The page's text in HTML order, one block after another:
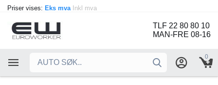
Priser vises: Eks mva Inkl mva
TLF 22 80 80 10
MAN-FRE 08-16
0